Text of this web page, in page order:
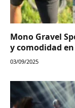
Mono Gravel
y comodidad
03/09/2025